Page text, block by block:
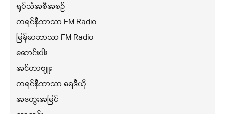
ရုပ်သံအစီအစဉ်
ကရင်နီဘာသာ FM Radio
မြန်မာဘာသာ FM Radio
ဆောင်းပါး
အင်တာဗျူး
ကရင်နီဘာသာ ရေဒီယို
အတွေးအမြင်